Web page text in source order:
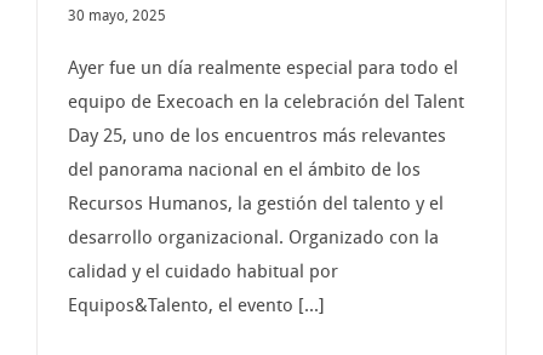
30 mayo, 2025
Ayer fue un día realmente especial para todo el
equipo de Execoach en la celebración del Talent
Day 25, uno de los encuentros más relevantes
del panorama nacional en el ámbito de los
Recursos Humanos, la gestión del talento y el
desarrollo organizacional. Organizado con la
calidad y el cuidado habitual por
Equipos&Talento, el evento [...]